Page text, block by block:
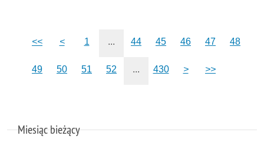
<< < 1 ... 44 45 46 47 48
49 50 51 52 ... 430 > >>
Miesiąc bieżący